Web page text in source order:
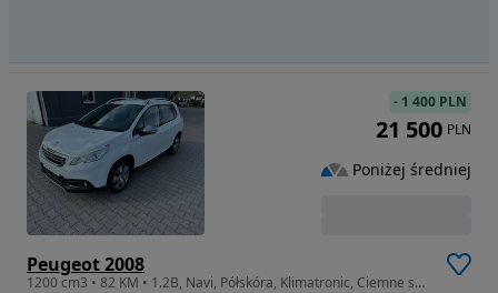
Peugeot 2008
1200 cm3 • 82 KM • 1.2B, Navi, Półskóra, Klimatronic, Ciemne szyby, Stan idealny
- 1 400 PLN
21 500 PLN
Poniżej średniej